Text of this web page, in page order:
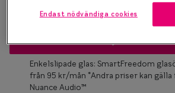
Enkelslipade glas: SmartFreedom
från 95 kr/mån *Andra priser kan gälla
Nuance Audio™
Endast nödvändiga cookies